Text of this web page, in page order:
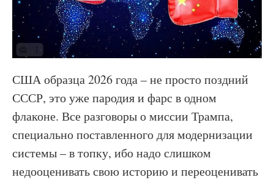
США образца 2026 года – не просто поздний
СССР, это уже пародия и фарс в одном
флаконе. Все разговоры о миссии Трампа,
специально поставленного для модернизации
системы – в топку, ибо надо слишком
недооценивать свою историю и переоценивать